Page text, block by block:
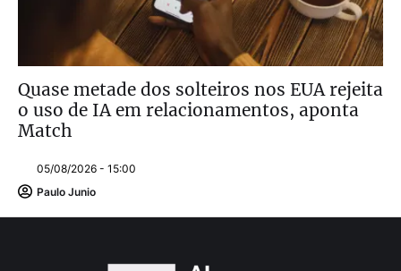
Quase metade dos solteiros nos EUA rejeita
o uso de IA em relacionamentos, aponta
Match
05/08/2026 - 15:00
Paulo Junio